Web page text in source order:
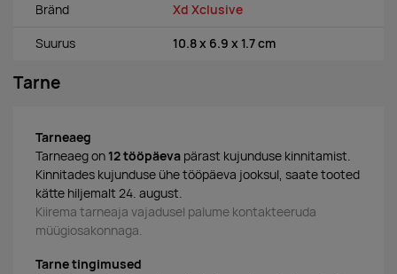
Bränd Xd Xclusive
Suurus 10.8 x 6.9 x 1.7 cm
Tarne
Tarneaeg
Tarneaeg on 12 tööpäeva pärast kujunduse kinnitamist.
Kinnitades kujunduse ühe tööpäeva jooksul, saate tooted
kätte hiljemalt 24. august.
Kiirema tarneaja vajadusel palume kontakteeruda
müügiosakonnaga.
Tarne tingimused